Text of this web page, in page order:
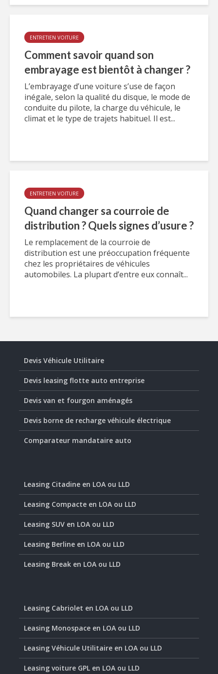
ENTRETIEN VOITURE
Comment savoir quand son
embrayage est bientôt à changer ?
L’embrayage d’une voiture s’use de façon
inégale, selon la qualité du disque, le mode de
conduite du pilote, la charge du véhicule, le
climat et le type de trajets habituel. Il est...
ENTRETIEN VOITURE
Quand changer sa courroie de
distribution ? Quels signes d’usure ?
Le remplacement de la courroie de
distribution est une préoccupation fréquente
chez les propriétaires de véhicules
automobiles. La plupart d’entre eux connaît...
Devis Véhicule Utilitaire
Devis leasing flotte auto entreprise
Devis van et fourgon aménagés
Devis borne de recharge véhicule électrique
Comparateur mandataire auto
Leasing Citadine en LOA ou LLD
Leasing Compacte en LOA ou LLD
Leasing SUV en LOA ou LLD
Leasing Berline en LOA ou LLD
Leasing Break en LOA ou LLD
Leasing Cabriolet en LOA ou LLD
Leasing Monospace en LOA ou LLD
Leasing Véhicule Utilitaire en LOA ou LLD
Leasing voiture GPL en LOA ou LLD